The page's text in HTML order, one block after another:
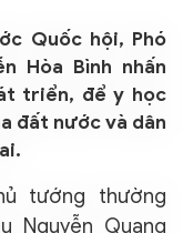
Quốc hội, Phó
Hòa Bình nhấn
triển, để y học
đất nước và dân
tướng thường
Nguyễn Quang